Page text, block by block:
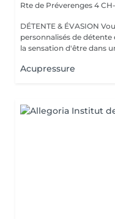
Rte de Préverenges 4
DÉTENTE & ÉVASION Vous cherchez des moments
personnalisés de détente
la sensation d'être dans
Acupressure